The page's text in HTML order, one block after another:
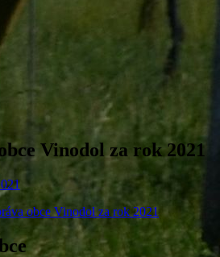
Vinodol za rok 2021
obce Vinodol za rok 2021